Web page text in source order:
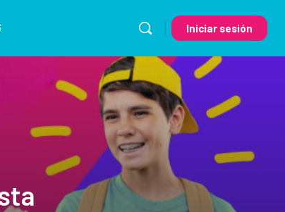
Iniciar sesión